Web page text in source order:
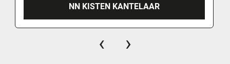
NN KISTEN KANTELAAR
‹ ›